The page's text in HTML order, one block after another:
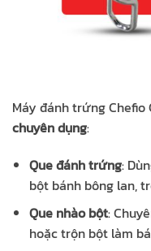
Máy đánh trứng Chefio
chuyên dụng:
Que đánh trứng:
bột bánh bông lan,
Que nhào bột:
hoặc trộn bột làm